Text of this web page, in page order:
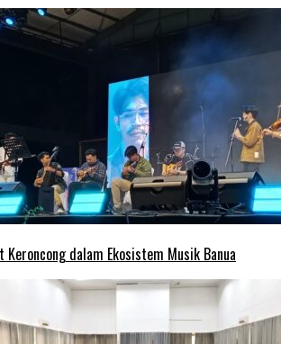
Keroncong dalam Ekosistem Musik Banua